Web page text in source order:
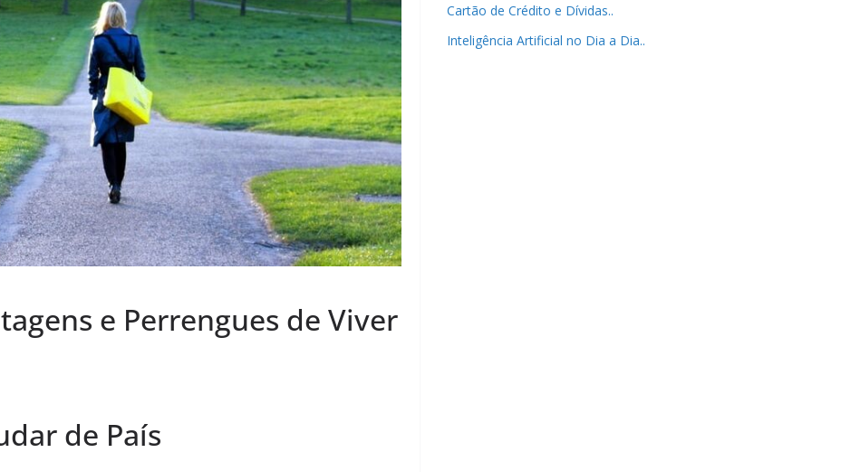
e Perrengues de Viver
de País
Cartão de Crédito e Dívidas..
Inteligência Artificial no Dia a Dia..